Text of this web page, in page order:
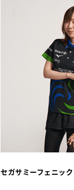
セガサミーフェニッ